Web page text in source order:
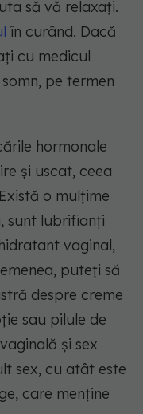
să vă relaxați.
în curând. Dacă
cu medicul
pe termen
hormonale
și uscat, ceea
o mulțime
sunt lubrifianți
vaginal,
puteți să
despre creme
sau pilule de
și sex
sex, cu atât este
care menține